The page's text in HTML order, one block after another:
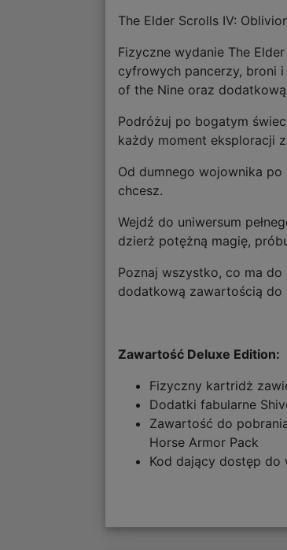
The Elder Scrolls IV:
Fizyczne wydanie The
cyfrowych pancerzy, broni
of the Nine oraz
Podróżuj po bogatym
każdy moment eksploracji
Od dumnego wojownika
chcesz.
Wejdź do uniwersum
dzierż potężną magię,
Poznaj wszystko, co ma
dodatkową zawartością do
Zawartość Deluxe Edition:
Fizyczny kartridż
Dodatki fabularne
Zawartość do
Horse Armor Pack
Kod dający dostęp do